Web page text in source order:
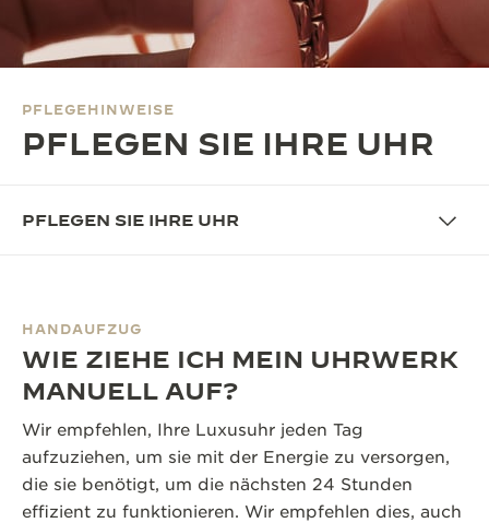
THE SOUND MAKER
PFLEGEHINWEISE
PFLEGEN SIE IHRE UHR
PFLEGEN SIE IHRE UHR
HANDAUFZUG
WIE ZIEHE ICH MEIN UHRWERK
MANUELL AUF?
Wir empfehlen, Ihre Luxusuhr jeden Tag
aufzuziehen, um sie mit der Energie zu versorgen,
die sie benötigt, um die nächsten 24 Stunden
effizient zu funktionieren. Wir empfehlen dies, auch